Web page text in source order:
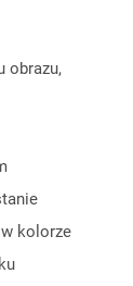
obrazu,
kolorze